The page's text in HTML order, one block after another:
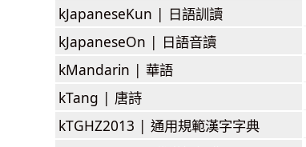
kJapaneseKun | 日語訓讀
kJapaneseOn | 日語音讀
kMandarin | 華語
kTang | 唐詩
kTGHZ2013 | 通用規範漢字字典